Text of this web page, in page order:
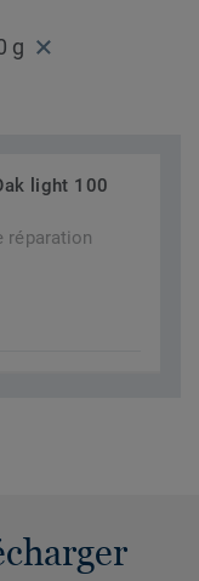
g
light 100
réparation